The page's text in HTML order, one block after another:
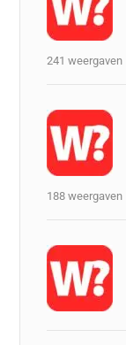
241 weergaven
188 weergaven